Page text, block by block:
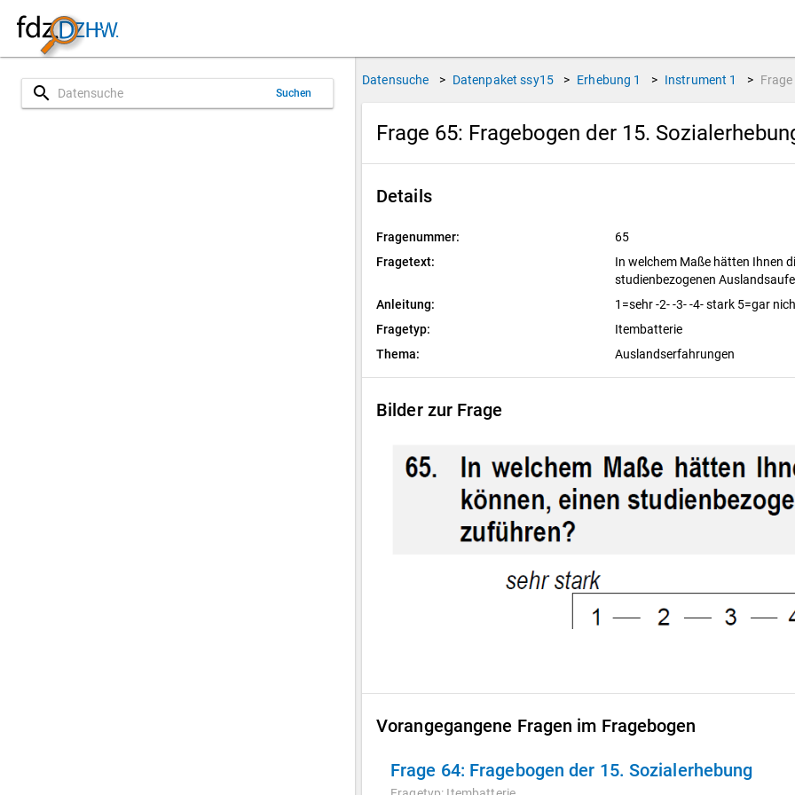
search Suchen
Datensuche > Datenpaket ssy15 > Erhebung 1 > Instrument 1 > Frage
Frage 65: Fragebogen der 15.
Details
Fragenummer:
65
Fragetext:
In welchem Maße hätten Ihnen
studienbezogenen
Anleitung:
1=sehr -2- -3- -4- stark 5=gar
Fragetyp:
Itembatterie
Thema:
Auslandserfahrungen
Bilder zur Frage
Vorangegangene Fragen im Fragebogen
Frage 64: Fragebogen der 15. Sozialerhebung